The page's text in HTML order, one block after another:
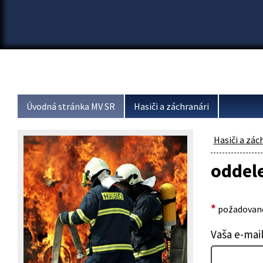
Úvodná stránka MV SR Hasiči a záchranári
Hasiči a
*
Vaša e-